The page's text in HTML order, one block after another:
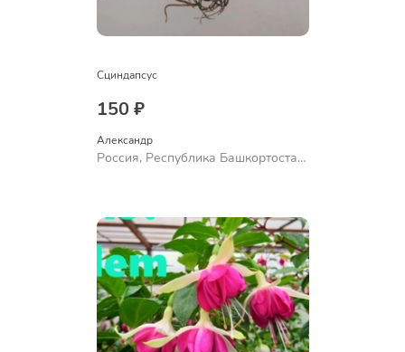
Сциндапсус
150 ₽
Александр
Россия, Республика Башкортостан,